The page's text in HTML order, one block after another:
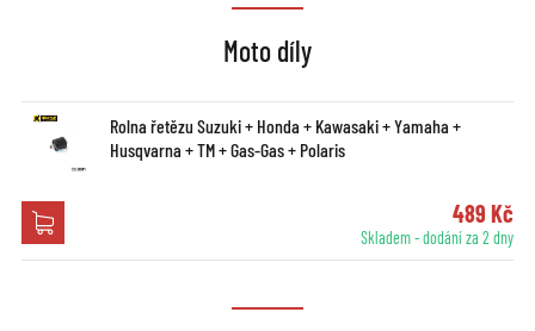
Moto díly
Rolna řetězu Suzuki + Honda + Kawasaki + Yamaha +
Husqvarna + TM + Gas-Gas + Polaris
489 Kč
Skladem - dodání za 2 dny